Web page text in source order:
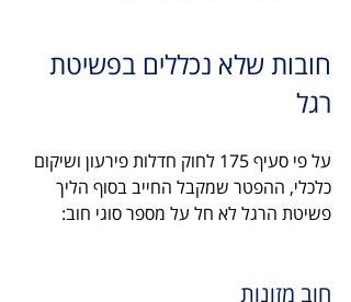
חובות שלא נכללים בפשיטת
רגל
על פי סעיף 175 לחוק חדלות פירעון ושיקום
כלכלי, ההפטר שמקבל החייב בסוף הליך
פשיטת הרגל לא חל על מספר סוגי חוב:
חוב מזונות